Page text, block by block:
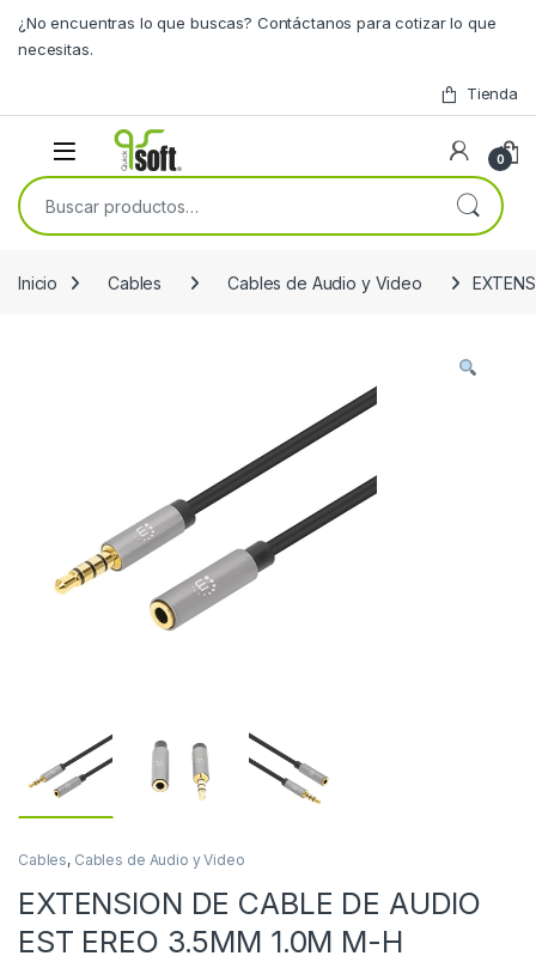
¿No encuentras lo que buscas? Contáctanos para cotizar lo que
necesitas.
Tienda
0
Buscar por:
Inicio Cables Cables de Audio y Video
Cables, Cables de Audio y Video
EXTENSION DE CABLE DE AUDIO
EST EREO 3.5MM 1.0M M-H